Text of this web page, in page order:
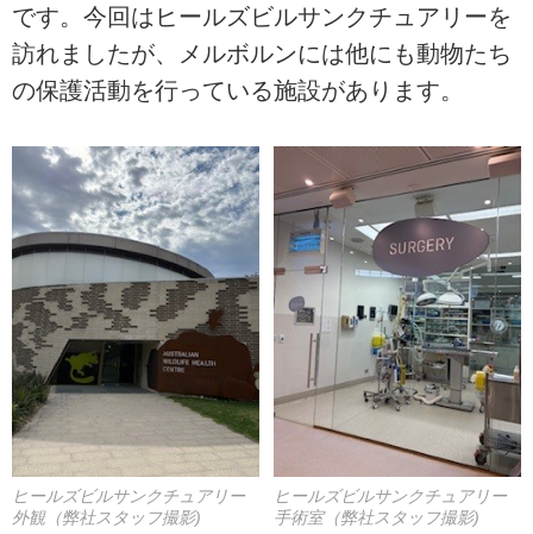
です。今回はヒールズビルサンクチュアリーを
訪れましたが、メルボルンには他にも動物たち
の保護活動を行っている施設があります。
ヒールズビルサンクチュアリー
外観（弊社スタッフ撮影)
ヒールズビルサンクチュアリー
手術室（弊社スタッフ撮影)